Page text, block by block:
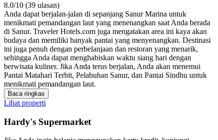
8.0/10 (39 ulasan)
Anda dapat berjalan-jalan di sepanjang Sanur Marina untuk
menikmati pemandangan laut yang menenangkan saat Anda berada
di Sanur. Traveler Hotels.com juga mengatakan area ini kaya akan
budaya dan memiliki banyak pantai yang menyenangkan. Destinasi
ini juga penuh dengan perbelanjaan dan restoran yang menarik,
sehingga Anda dapat menghabiskan waktu siang hari dengan
berwisata kuliner. Jika Anda terus berjalan, Anda akan menemui
Pantai Matahari Terbit, Pelabuhan Sanur, dan Pantai Sindhu untuk
menikmati pemandangan laut.
Baca ringkas
Lihat properti
Hardy's Supermarket